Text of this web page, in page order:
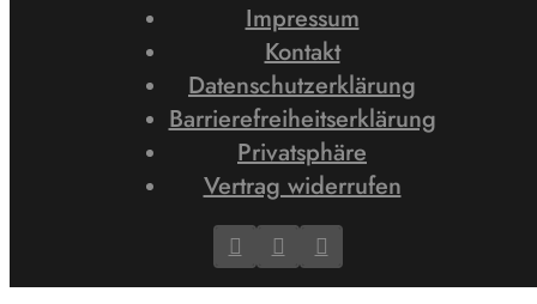
Impressum
Kontakt
Datenschutzerklärung
Barrierefreiheitserklärung
Privatsphäre
Vertrag widerrufen